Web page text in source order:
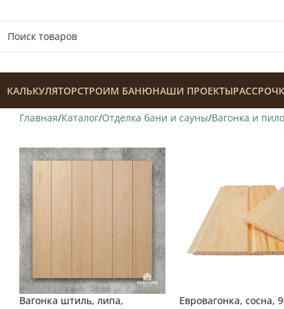
128
КАЛЬКУЛЯТОРСТРОИМ БАНЮНАШИ ПРОЕКТЫ
Главная Каталог Отделка бани и сауны Вагонка и
Вагонка штиль, липа,
Евровагонка, сосна,